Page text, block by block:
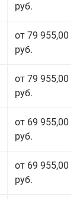
руб.
от 79 955,00
руб.
от 79 955,00
руб.
от 69 955,00
руб.
от 69 955,00
руб.